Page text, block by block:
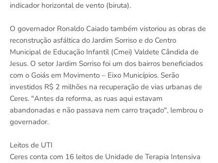
indicador horizontal de vento (biruta).
O governador Ronaldo Caiado também vistoriou as obras de
reconstrução asfáltica do Jardim Sorriso e do Centro
Municipal de Educação Infantil (Cmei) Valdete Cândida de
Jesus. O setor Jardim Sorriso foi um dos bairros beneficiados
com o Goiás em Movimento – Eixo Municípios. Serão
investidos R$ 2 milhões na recuperação de vias urbanas de
Ceres. "Antes da reforma, as ruas aqui estavam
abandonadas e não passava nem carro traçado", lembrou o
governador.
Leitos de UTI
Ceres conta com 16 leitos de Unidade de Terapia Intensiva